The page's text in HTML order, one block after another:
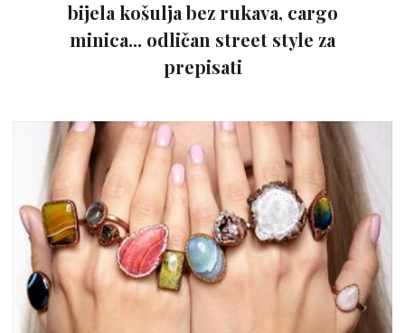
bijela košulja bez rukava, cargo
minica... odličan street style za
prepisati